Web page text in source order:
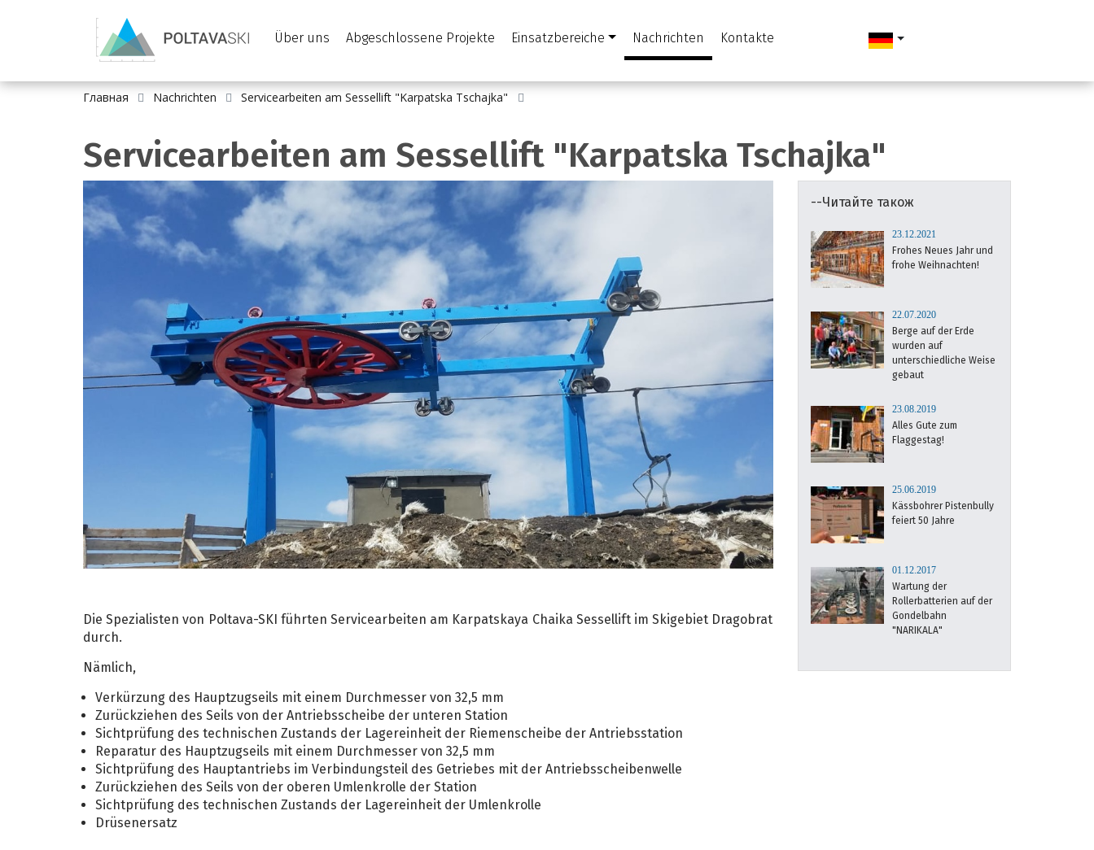
Über uns Abgeschlossene Projekte Einsatzbereiche Nachrichten Kontakte
Главная Nachrichten Servicearbeiten am Sessellift "Karpatska Tschajka"
Servicearbeiten am Sessellift "Karpatska Tschajka"
Die Spezialisten von Poltava-SKI führten Servicearbeiten am Karpatskaya Chaika Sessellift im Skigebiet Dragobrat
durch.
Nämlich,
Verkürzung des Hauptzugseils mit einem Durchmesser von 32,5 mm
Zurückziehen des Seils von der Antriebsscheibe der unteren Station
Sichtprüfung des technischen Zustands der Lagereinheit der Riemenscheibe der Antriebsstation
Reparatur des Hauptzugseils mit einem Durchmesser von 32,5 mm
Sichtprüfung des Hauptantriebs im Verbindungsteil des Getriebes mit der Antriebsscheibenwelle
Zurückziehen des Seils von der oberen Umlenkrolle der Station
Sichtprüfung des technischen Zustands der Lagereinheit der Umlenkrolle
Drüsenersatz
--Читайте також
23.12.2021
Frohes Neues Jahr und
frohe Weihnachten!
22.07.2020
Berge auf der Erde
wurden auf
unterschiedliche Weise
gebaut
23.08.2019
Alles Gute zum
Flaggestag!
25.06.2019
Kässbohrer Pistenbully
feiert 50 Jahre
01.12.2017
Wartung der
Rollerbatterien auf der
Gondelbahn
"NARIKALA"